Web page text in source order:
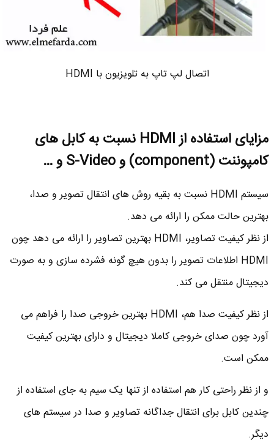
اتصال لپ تاپ به تلویزیون با HDMI
مزایای استفاده ازHDMI نسبت به کابل های
کامپوننت (component) وS-Videoو …
سیستم HDMI نسبت به بقیه روش های انتقال تصویر و صدا،
بهترین حالت ممکن را ارائه می دهد.
از نظر کیفیت تصاویر، HDMI بهترین تصاویر را ارائه می دهد چون
HDMI اطلاعات تصویر را بدون هیچ گونه فشرده سازی و به صورت
دیجیتال منتقل می کند.
از نظر کیفیت صدا هم، HDMI بهترین خروجی صدا را فراهم می
آورد چون صدای خروجی کاملا دیجیتال و دارای بهترین کیفیت
ممکن است.
و از نظر راحتی کار هم استفاده از تنها یک سیم به جای استفاده از
چندین کابل برای انتقال جداگانه تصاویر و صدا در سیستم های
دیگر.